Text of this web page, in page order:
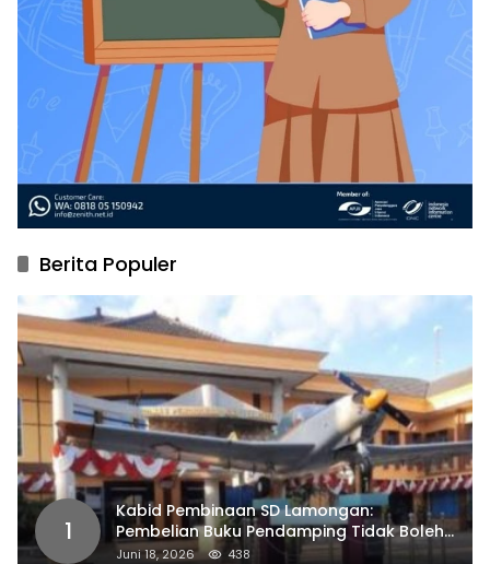
Berita Populer
1
Kabid Pembinaan SD Lamongan:
Pembelian Buku Pendamping Tidak Boleh
Dipaksakan
Juni 18, 2026 438